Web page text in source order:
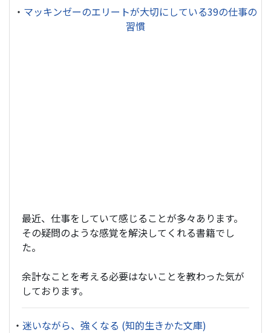
・ マッキンゼーのエリートが大切にしている39の仕事の
習慣
最近、仕事をしていて感じることが多々あります。
その疑問のような感覚を解決してくれる書籍でし
た。
余計なことを考える必要はないことを教わった気が
しております。
・ 迷いながら、強くなる (知的生きかた文庫)